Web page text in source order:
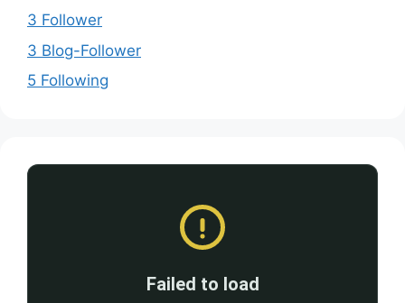
3 Follower
3 Blog-Follower
5 Following